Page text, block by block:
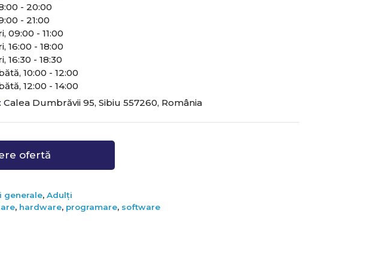
- 20:00
- 21:00
09:00 - 11:00
16:00 - 18:00
16:30 - 18:30
10:00 - 12:00
12:00 - 14:00
: Calea Dumbrăvii 95, Sibiu 557260, România
ofertă
generale,Adulți
, hardware, programare, software